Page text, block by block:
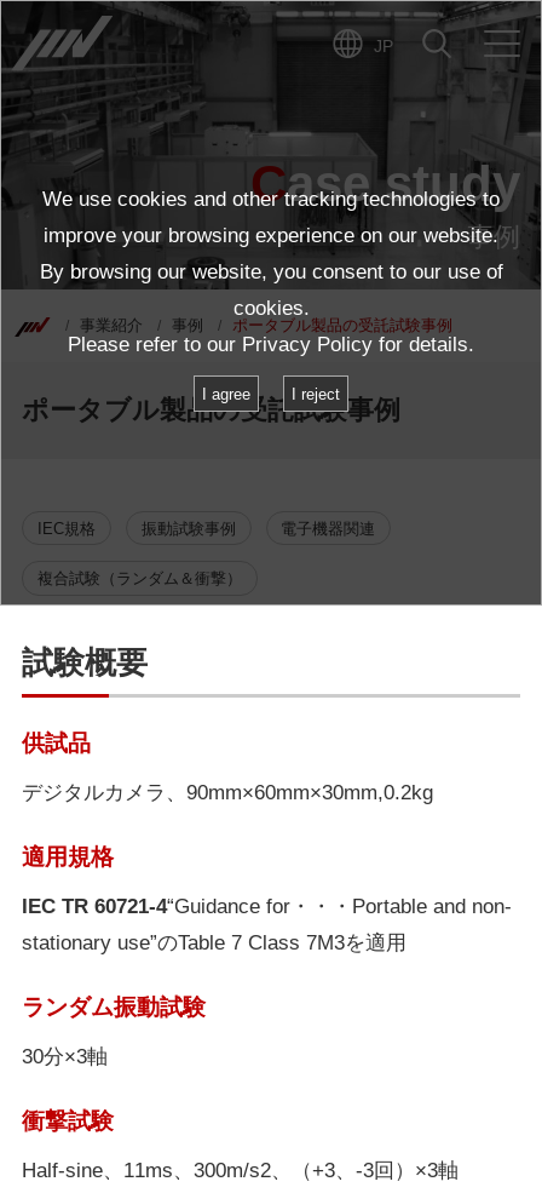
JP
Case study
事例
事業紹介 事例 ポータブル製品の受託試験事例
ポータブル製品の受託試験事例
IEC規格 振動試験事例 電子機器関連
複合試験（ランダム＆衝撃）
試験概要
供試品
デジタルカメラ、90mm×60mm×30mm,0.2kg
適用規格
IEC TR 60721-4“Guidance for・・・Portable and non-
stationary use”のTable 7 Class 7M3を適用
ランダム振動試験
30分×3軸
衝撃試験
Half-sine、11ms、300m/s2、（+3、-3回）×3軸
We use cookies and other tracking technologies to
improve your browsing experience on our website.
By browsing our website, you consent to our use of
cookies.
Please refer to our Privacy Policy for details.
I agree I reject